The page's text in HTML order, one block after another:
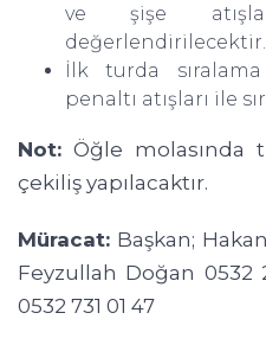
ve şişe
değerlendirilecektir.
İlk turda
penaltı atışları ile
Not: Öğle molasında
çekiliş yapılacaktır.
Müracat: Başkan;
Feyzullah Doğan 0532
0532 731 01 47